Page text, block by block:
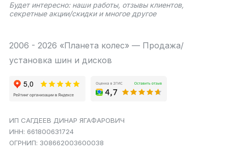
Будет интересно: наши работы, отзывы клиентов,
секретные акции/скидки и многое другое
2006 - 2026 «Планета колес» — Продажа/
установка шин и дисков
ИП САГДЕЕВ ДИНАР ЯГАФАРОВИЧ
ИНН: 661800631724
ОГРНИП: 308662003600038